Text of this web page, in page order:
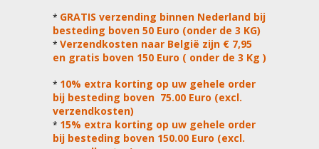
* GRATIS verzending binnen Nederland bij
besteding boven 50 Euro (onder de 3 KG)
* Verzendkosten naar België zijn € 7,95
en gratis boven 150 Euro ( onder de 3 Kg )
* 10% extra korting op uw gehele order
bij besteding boven 75.00 Euro (excl.
verzendkosten)
* 15% extra korting op uw gehele order
bij besteding boven 150.00 Euro (excl.